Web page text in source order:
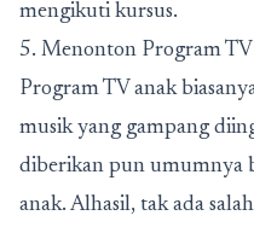
mengikuti kursus.
5. Menonton Program
Program TV anak
musik yang gampang
diberikan pun umumnya
anak. Alhasil, tak ada